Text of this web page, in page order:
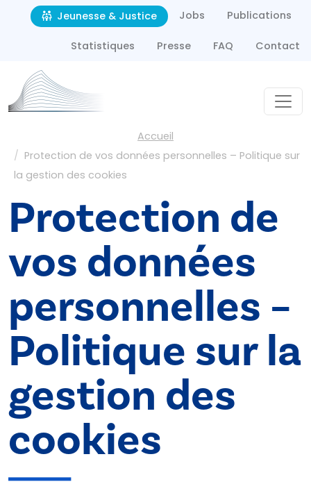
Aller au contenu principal
Second navigation
Jeunesse & Justice Jobs Publications
Statistiques Presse FAQ Contact
Fil d'ArianeAccueil
Protection de vos données personnelles – Politique sur
la gestion des cookies
Protection de
vos données
personnelles –
Politique sur la
gestion des
cookies